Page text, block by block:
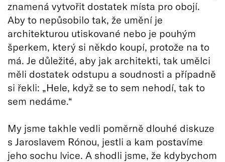
znamená vytvořit dostatek místa pro obojí.
Aby to nepůsobilo tak, že umění je
architekturou utiskované nebo je pouhým
šperkem, který si někdo koupí, protože na to
má. Je důležité, aby jak architekti, tak umělci
měli dostatek odstupu a soudnosti a případně
si řekli: „Hele, když se to sem nehodí, tak to
sem nedáme.“
My jsme takhle vedli poměrně dlouhé diskuze
s Jaroslavem Rónou, jestli a kam postavíme
jeho sochu lvice. A shodli jsme, že kdybychom